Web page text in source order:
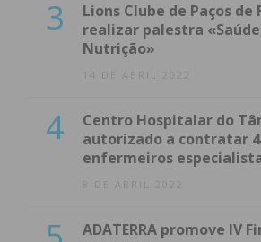
3
Lions Clube de Paços de
realizar palestra
Nutrição»
14 DE ABRIL 2022
4
Centro Hospitalar do
autorizado a contratar
enfermeiros
8 DE ABRIL 2022
ADATERRA promove IV